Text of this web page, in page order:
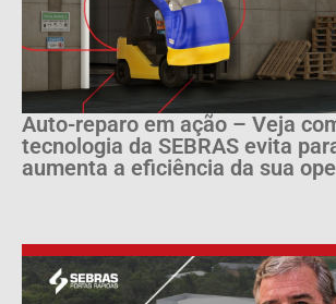
Auto-reparo em ação – Veja
tecnologia da SEBRAS evita
aumenta a eficiência da sua